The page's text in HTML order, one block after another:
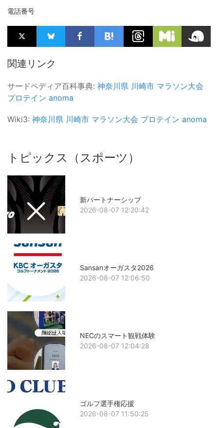
電話番号
関連リンク
サードペディア百科事典: 神奈川県 川崎市 マラソン大会
プロテイン anoma
Wiki3: 神奈川県 川崎市 マラソン大会 プロテイン anoma
トピックス（スポーツ）
新パートナーシップ
2026-08-07 12:20:42
Sansanオーガスタ2026
2026-08-07 12:06:50
NECのスマート観戦体験
2026-08-07 12:04:28
ゴルフ選手権応援
2026-08-07 11:50:25